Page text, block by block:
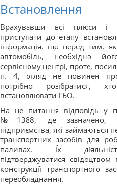
Встановлення
Врахувавши всі плюси і
приступати до етапу
інформація, що перед тим,
автомобіль, необхідно
сервісному центрі, проте,
п. 4, огляд не повинен
потрібно розібратися,
встановлювати ГБО.
На це питання відповідь у
№1388, де зазначено,
підприємства, які займаються
транспортних засобів для
паливах. Їх
підтверджуватися
конструкції транспортного
переобладнання.